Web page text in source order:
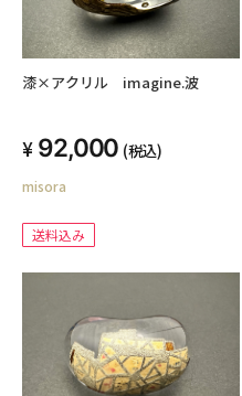
漆×アクリル imagine.波
92,000 (税込)
misora
送料込み